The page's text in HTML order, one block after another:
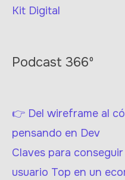
Kit Digital
Podcast 366º
👉 Del wireframe al
pensando en Dev
Claves para
usuario Top en un